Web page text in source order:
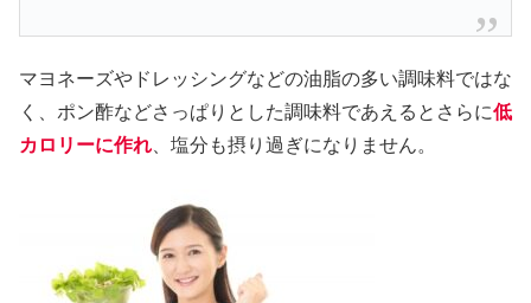
マヨネーズやドレッシングなどの油脂の多い調味料ではな
く、ポン酢などさっぱりとした調味料であえるとさらに低
カロリーに作れ 、塩分も摂り過ぎになりません。